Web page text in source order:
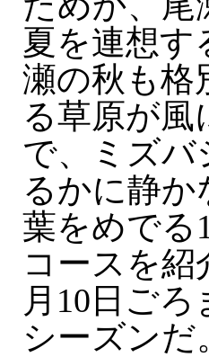
夏を連想す
瀬の秋も格
る草原が風
で、ミズバ
るかに静
葉をめでる
コースを紹
月10日ご
シーズンだ